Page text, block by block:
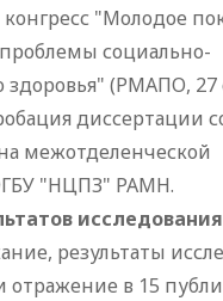
"Молодое
социально-
здоровья" (РМАПО, 27
диссертации
межотделенческой
"НЦПЗ" РАМН.
результаты
в 15